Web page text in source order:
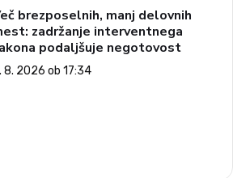
brezposelnih, manj delovnih
zadržanje interventnega
podaljšuje negotovost
8. 2026 ob 17:34